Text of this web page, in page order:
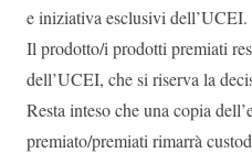
e iniziativa esclusivi dell’UCEI.
Il prodotto/i prodotti premiati
dell’UCEI, che si riserva la
Resta inteso che una copia
premiato/premiati rimarrà